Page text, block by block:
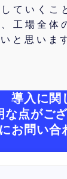
ていくこ
工場全体
と思いま
導入に関
な点がご
お問い合